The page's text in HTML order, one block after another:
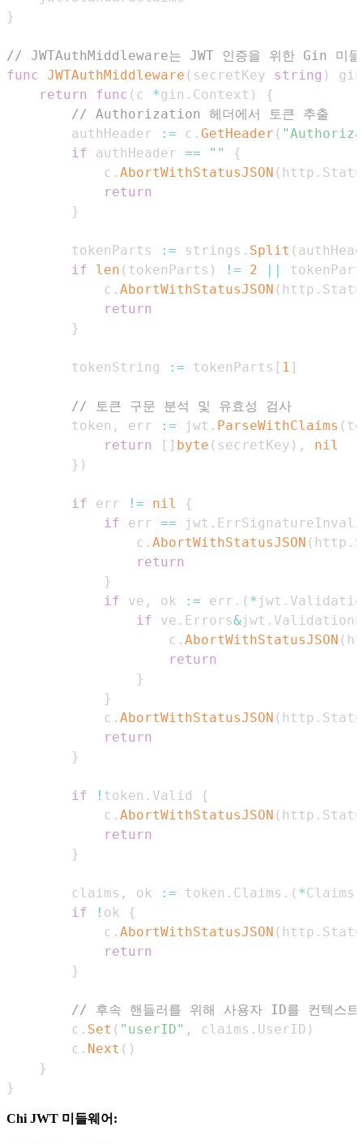
}
// JWTAuthMiddleware는 JWT 인증을 위한 Gin 미들
func JWTAuthMiddleware ( secretKey string )
gin
return
func ( c *gin . Context )
{
// Authorization 헤더에서 토큰 추출
        authHeader
:= c . GetHeader (
if authHeader == ""
{
            c
. AbortWithStatusJSON ( http .
return
}
        tokenParts
:= strings . Split (
if
len ( tokenParts ) != 2 ||
            c
. AbortWithStatusJSON ( http .
return
}
        tokenString
:= tokenParts [ 1 ]
// 토큰 구문 분석 및 유효성 검사
        token
, err := jwt . ParseWithClaims (
return
[ ] byte ( secretKey ) ,
nil
} )
if err != nil
{
if err == jwt .
                c
. AbortWithStatusJSON ( http .
return
}
if ve , ok := err . ( * jwt .
if ve . Errors&jwt .
                    c
. AbortWithStatusJSON (
return
}
}
            c
. AbortWithStatusJSON ( http .
return
}
if ! token . Valid
{
            c
. AbortWithStatusJSON ( http .
return
}
        claims
, ok := token . Claims . ( *Claims
if
! ok
{
            c
. AbortWithStatusJSON ( http .
return
}
// 후속 핸들러를 위해 사용자 ID를 컨텍스트
        c
. Set ( "userID" , claims . UserID )
        c
. Next ( )
}
}
Chi JWT 미들웨어: